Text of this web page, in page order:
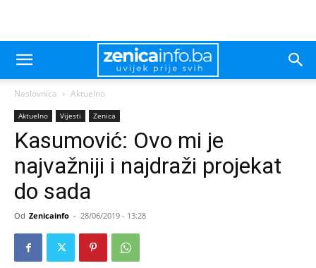
Naslovnica Aktuelno
Aktuelno Vijesti Zenica
Kasumović: Ovo mi je
najvažniji i najdraži projekat
do sada
Od Zenicainfo - 28/06/2019 - 13:28